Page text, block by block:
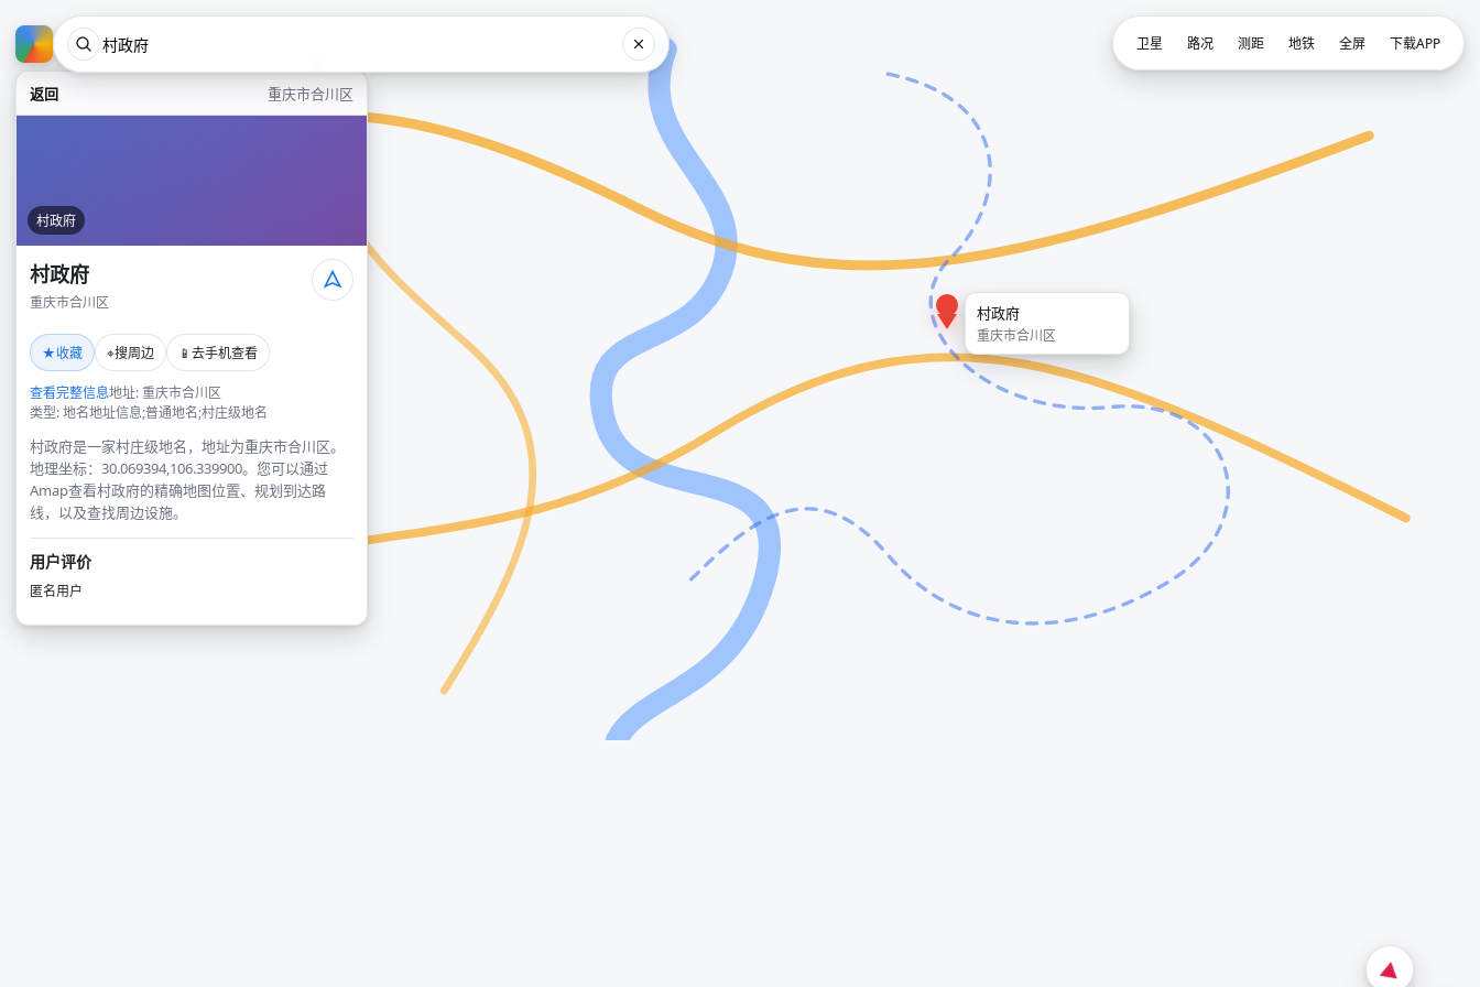
返回 重庆市合川区
村政府
村政府
重庆市合川区
★收藏 ⌖搜周边 📱 去手机查看
查看完整信息地址: 重庆市合川区
类型: 地名地址信息;普通地名;村庄级地名
村政府是一家村庄级地名，地址为重庆市合川区。
地理坐标：30.069394,106.339900。您可以通过
Amap查看村政府的精确地图位置、规划到达路
线，以及查找周边设施。
用户评价
匿名用户
村政府
重庆市合川区
卫星 路况 测距 地铁 全屏 下载APP